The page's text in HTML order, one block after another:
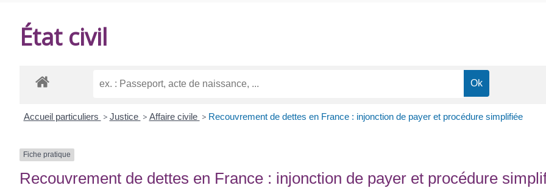
État civil
Accueil particuliers > Justice > Affaire civile > Recouvrement de dettes en France : injonction de payer et procédure simplifiée
Fiche pratique
Recouvrement de dettes en France : injonction de payer et procédure